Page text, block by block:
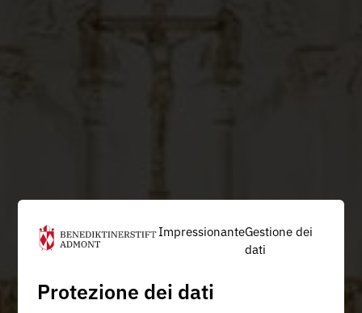
ImpressionanteGestione dei
dati
Protezione dei dati